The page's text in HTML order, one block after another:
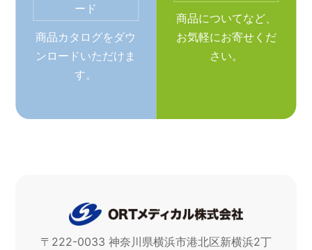
ード
商品カタログをダウ
ンロードいただけま
す。
商品についてなど、
お気軽にお寄せくだ
さい。
〒222-0033 神奈川県横浜市港北区新横浜2丁